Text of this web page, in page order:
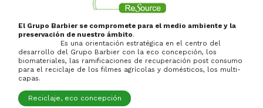
El Grupo Barbier se compromete para el medio ambiente y la
preservación de nuestro ámbito.
Es una orientación estratégica en el centro del
desarrollo del Grupo Barbier con la eco concepción, los
biomateriales, las ramificaciones de recuperación post consumo
para el reciclaje de los filmes agrícolas y domésticos, los multi-
capas.
Reciclaje, eco concepción